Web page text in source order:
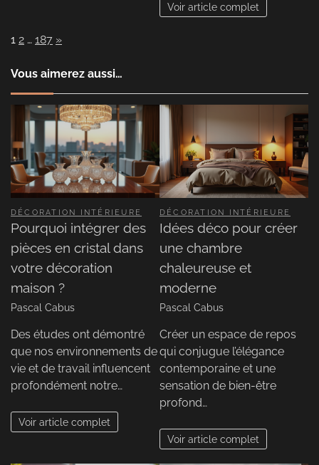
Voir article complet
Page:
1 2 … 187 Next
»
Vous aimerez aussi…
DÉCORATION INTÉRIEURE
Pourquoi intégrer des
pièces en cristal dans
votre décoration
maison ?
Pascal Cabus
Des études ont démontré
que nos environnements de
vie et de travail influencent
profondément notre…
Voir article complet
DÉCORATION INTÉRIEURE
Idées déco pour créer
une chambre
chaleureuse et
moderne
Pascal Cabus
Créer un espace de repos
qui conjugue l’élégance
contemporaine et une
sensation de bien-être
profond…
Voir article complet